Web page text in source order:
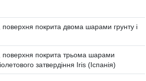
покрита двома шарами грунту і
покрита трьома шарами
затвердіння Iris (Іспанія)